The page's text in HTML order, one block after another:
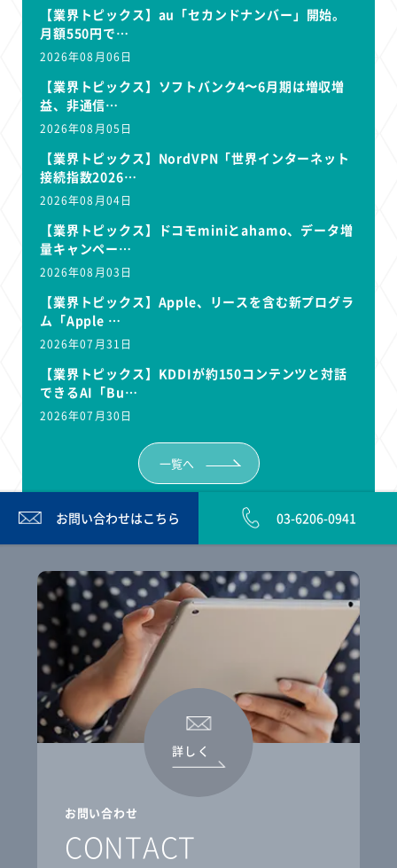
【業界トピックス】au「セカンドナンバー」開始。
月額550円で…
2026年08月06日
【業界トピックス】ソフトバンク4〜6月期は増収増
益、非通信…
2026年08月05日
【業界トピックス】NordVPN「世界インターネット
接続指数2026…
2026年08月04日
【業界トピックス】ドコモminiとahamo、データ増
量キャンペー…
2026年08月03日
【業界トピックス】Apple、リースを含む新プログラ
ム「Apple …
2026年07月31日
【業界トピックス】KDDIが約150コンテンツと対話
できるAI「Bu…
2026年07月30日
一覧へ
お問い合わせはこちら 03-6206-0941
お問い合わせ
CONTACT
詳しく